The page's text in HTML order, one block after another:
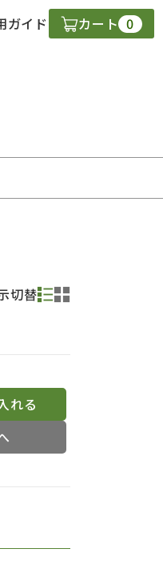
ガイド カート 0
切替
れる